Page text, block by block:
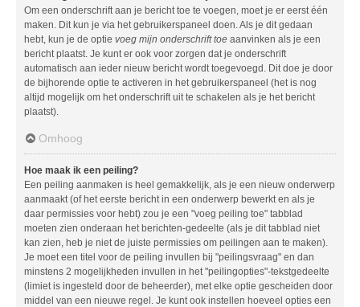
Om een onderschrift aan je bericht toe te voegen, moet je er eerst één
maken. Dit kun je via het gebruikerspaneel doen. Als je dit gedaan
hebt, kun je de optie voeg mijn onderschrift toe aanvinken als je een
bericht plaatst. Je kunt er ook voor zorgen dat je onderschrift
automatisch aan ieder nieuw bericht wordt toegevoegd. Dit doe je door
de bijhorende optie te activeren in het gebruikerspaneel (het is nog
altijd mogelijk om het onderschrift uit te schakelen als je het bericht
plaatst).
Omhoog
Hoe maak ik een peiling?
Een peiling aanmaken is heel gemakkelijk, als je een nieuw onderwerp
aanmaakt (of het eerste bericht in een onderwerp bewerkt en als je
daar permissies voor hebt) zou je een "voeg peiling toe" tabblad
moeten zien onderaan het berichten-gedeelte (als je dit tabblad niet
kan zien, heb je niet de juiste permissies om peilingen aan te maken).
Je moet een titel voor de peiling invullen bij "peilingsvraag" en dan
minstens 2 mogelijkheden invullen in het "peilingopties"-tekstgedeelte
(limiet is ingesteld door de beheerder), met elke optie gescheiden door
middel van een nieuwe regel. Je kunt ook instellen hoeveel opties een